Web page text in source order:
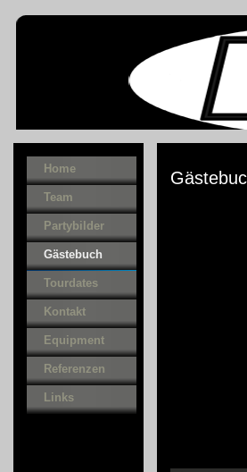
Home
Team
Partybilder
Gästebuch
Tourdates
Kontakt
Equipment
Referenzen
Links